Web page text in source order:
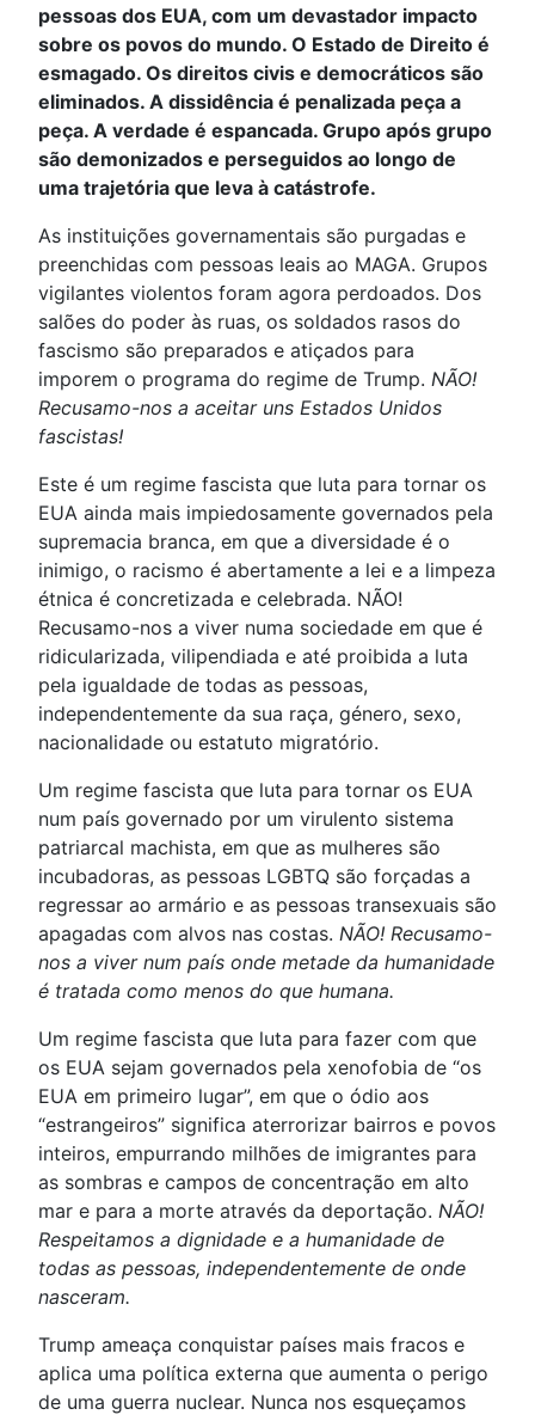
pessoas dos EUA, com um devastador impacto
sobre os povos do mundo. O Estado de Direito é
esmagado. Os direitos civis e democráticos são
eliminados. A dissidência é penalizada peça a
peça. A verdade é espancada. Grupo após grupo
são demonizados e perseguidos ao longo de
uma trajetória que leva à catástrofe.
As instituições governamentais são purgadas e
preenchidas com pessoas leais ao MAGA. Grupos
vigilantes violentos foram agora perdoados. Dos
salões do poder às ruas, os soldados rasos do
fascismo são preparados e atiçados para
imporem o programa do regime de Trump. NÃO!
Recusamo-nos a aceitar uns Estados Unidos
fascistas!
Este é um regime fascista que luta para tornar os
EUA ainda mais impiedosamente governados pela
supremacia branca, em que a diversidade é o
inimigo, o racismo é abertamente a lei e a limpeza
étnica é concretizada e celebrada. NÃO!
Recusamo-nos a viver numa sociedade em que é
ridicularizada, vilipendiada e até proibida a luta
pela igualdade de todas as pessoas,
independentemente da sua raça, género, sexo,
nacionalidade ou estatuto migratório.
Um regime fascista que luta para tornar os EUA
num país governado por um virulento sistema
patriarcal machista, em que as mulheres são
incubadoras, as pessoas LGBTQ são forçadas a
regressar ao armário e as pessoas transexuais são
apagadas com alvos nas costas. NÃO! Recusamo-
nos a viver num país onde metade da humanidade
é tratada como menos do que humana.
Um regime fascista que luta para fazer com que
os EUA sejam governados pela xenofobia de “os
EUA em primeiro lugar”, em que o ódio aos
“estrangeiros” significa aterrorizar bairros e povos
inteiros, empurrando milhões de imigrantes para
as sombras e campos de concentração em alto
mar e para a morte através da deportação. NÃO!
Respeitamos a dignidade e a humanidade de
todas as pessoas, independentemente de onde
nasceram.
Trump ameaça conquistar países mais fracos e
aplica uma política externa que aumenta o perigo
de uma guerra nuclear. Nunca nos esqueçamos